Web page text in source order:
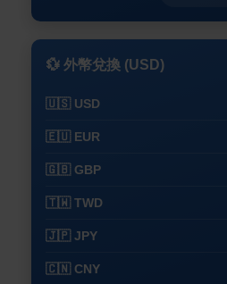
💱 外幣兌換 (USD)
🇺🇸 USD
🇪🇺 EUR
🇬🇧 GBP
🇹🇼 TWD
🇯🇵 JPY
🇨🇳 CNY